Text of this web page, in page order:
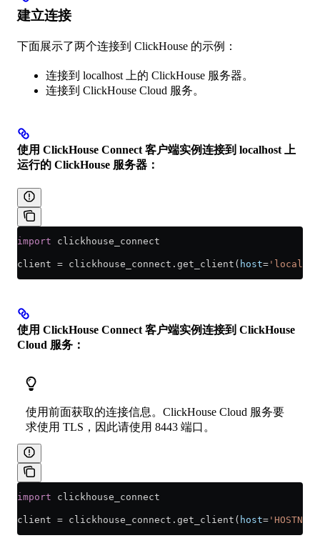
建立连接
下面展示了两个连接到 ClickHouse 的示例：
连接到 localhost 上的 ClickHouse 服务器。
连接到 ClickHouse Cloud 服务。
使用 ClickHouse Connect 客户端实例连接到 localhost 上
运行的 ClickHouse 服务器：
import clickhouse_connect
client = clickhouse_connect.get_client( host=
使用 ClickHouse Connect 客户端实例连接到 ClickHouse
Cloud 服务：
使用前面获取的连接信息。ClickHouse Cloud 服务要
求使用 TLS，因此请使用 8443 端口。
import clickhouse_connect
client = clickhouse_connect.get_client( host=